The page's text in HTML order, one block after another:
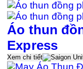
Áo thun
Express
Xem chi tiết